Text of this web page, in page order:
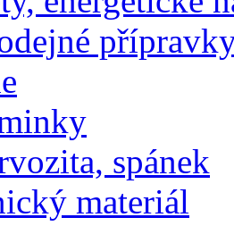
spánek
materiál